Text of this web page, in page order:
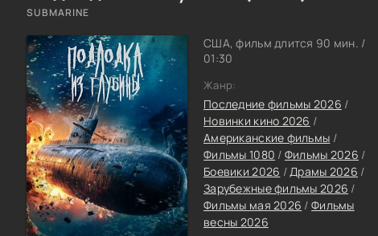
SUBMARINE
США, фильм длится 90 мин. /
01:30
Жанр:
Последние фильмы 2026 /
Новинки кино 2026 /
Американские фильмы /
Фильмы 1080 / Фильмы 2026 /
Боевики 2026 /Драмы 2026 /
Зарубежные фильмы 2026 /
Фильмы мая 2026 /Фильмы
весны 2026